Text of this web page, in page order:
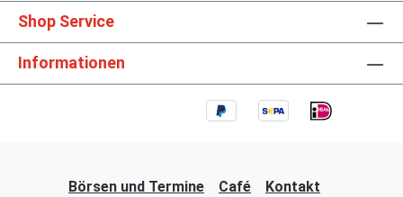
Shop Service
Informationen
Börsen und Termine Café
Kontakt